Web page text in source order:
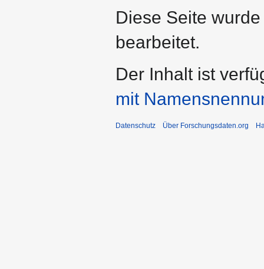
Diese Seite
bearbeitet.
Der Inhalt ist
mit
Datenschutz Über Forschungsdaten.org